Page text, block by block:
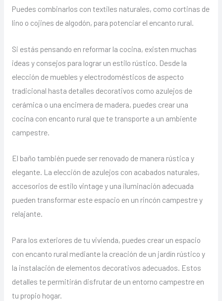
Puedes combinarlos con textiles naturales, como cortinas de
lino o cojines de algodón, para potenciar el encanto rural.
Si estás pensando en reformar la cocina, existen muchas
ideas y consejos para lograr un estilo rústico. Desde la
elección de muebles y electrodomésticos de aspecto
tradicional hasta detalles decorativos como azulejos de
cerámica o una encimera de madera, puedes crear una
cocina con encanto rural que te transporte a un ambiente
campestre.
El baño también puede ser renovado de manera rústica y
elegante. La elección de azulejos con acabados naturales,
accesorios de estilo vintage y una iluminación adecuada
pueden transformar este espacio en un rincón campestre y
relajante.
Para los exteriores de tu vivienda, puedes crear un espacio
con encanto rural mediante la creación de un jardín rústico y
la instalación de elementos decorativos adecuados. Estos
detalles te permitirán disfrutar de un entorno campestre en
tu propio hogar.